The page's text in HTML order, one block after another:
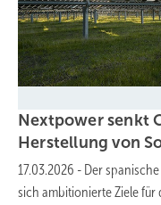
Nextpower senkt
Herstellung von
17.03.2026 - Der
sich ambitionierte Ziele für